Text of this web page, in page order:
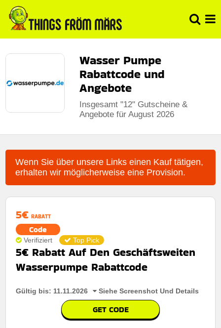
Wasser Pumpe
Rabattcode und
Angebote
Insgesamt "12" Gutscheine &
Angebote für August 2026
Wenn Sie über unsere Links einen Kauf tätigen,
erhalten wir möglicherweise eine Provision.
5€ RABATT
Code
Verifiziert Top Pick
5€ Rabatt Auf Den Geschäftsweiten
Wasserpumpe Rabattcode
Gültig bis: 11.11.2026 Siehe Screenshot Und Details
GET CODE